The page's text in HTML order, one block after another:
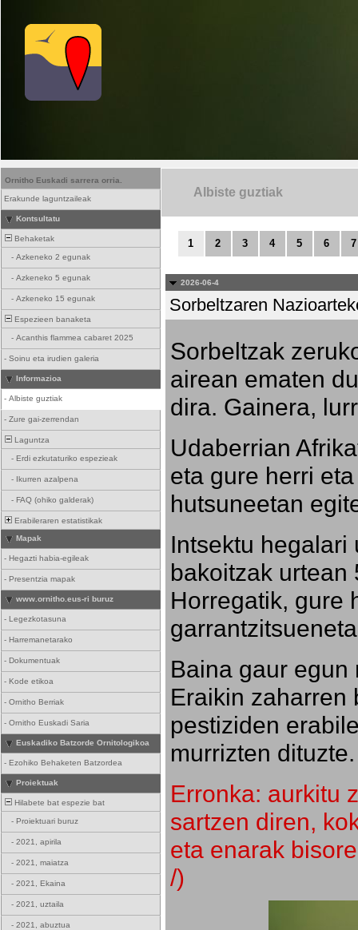
Ornitho Euskadi sarrera orria.
Erakunde laguntzaileak
Kontsultatu
Behaketak
- Azkeneko 2 egunak
- Azkeneko 5 egunak
- Azkeneko 15 egunak
Espezieen banaketa
- Acanthis flammea cabaret 2025
- Soinu eta irudien galeria
Informazioa
- Albiste guztiak
- Zure gai-zerrendan
Laguntza
- Erdi ezkutaturiko espezieak
- Ikurren azalpena
- FAQ (ohiko galderak)
Erabileraren estatistikak
Mapak
- Hegazti habia-egileak
- Presentzia mapak
www.ornitho.eus-ri buruz
- Legezkotasuna
- Harremanetarako
- Dokumentuak
- Kode etikoa
- Ornitho Berriak
- Ornitho Euskadi Saria
Euskadiko Batzorde Ornitologikoa
- Ezohiko Behaketen Batzordea
Proiektuak
Hilabete bat espezie bat
- Proiektuari buruz
- 2021, apirila
- 2021, maiatza
- 2021, Ekaina
- 2021, uztaila
- 2021, abuztua
Albiste guztiak
1 2 3 4 5 6 7
2026-06-4
Sorbeltzaren
Sorbeltzak
airean ematen
dira. Gainera,
Udaberrian
eta gure herri
hutsuneetan
Intsektu hegalari
bakoitzak urtean
Horregatik, gure
Baina gaur egun
Eraikin zaharren
pestiziden
murrizten dituzte.
Erronka: aurkitu
sartzen diren,
eta enarak
/)